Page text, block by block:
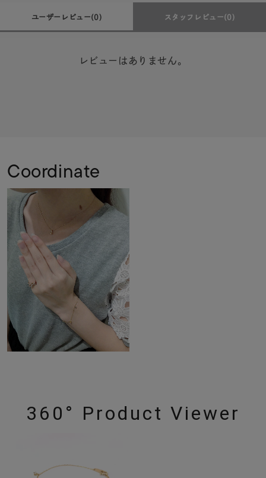
ユーザーレビュー(0) スタッフレビュー(0)
レビューはありません。
Coordinate
360° Product Viewer